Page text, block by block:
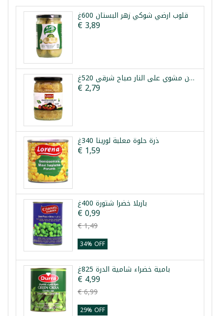
قلوب ارضي شوكي زهر البستان 600غ
€ 3,89
باذنجان مشوي على النار صباح شرقي 520غ
€ 2,79
ذرة حلوة معلبة لورينا 340غ
€ 1,59
بازيلا خضرا شتورة 400غ
€ 0,99
€ 1,49
34% OFF
بامية خضراء شامية الدرة 825غ
€ 4,99
€ 6,99
29% OFF